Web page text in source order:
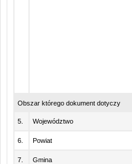
Obszar którego dokument dotyczy
5. Województwo
6. Powiat
7. Gmina